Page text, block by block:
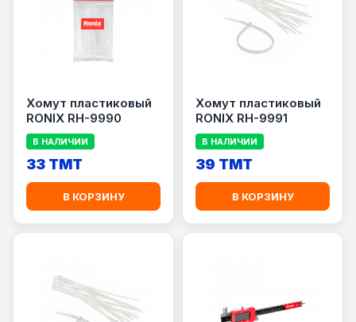
Xомут пластиковый
RONIX RH-9990
В НАЛИЧИИ
33 TMT
В КОРЗИНУ
Xомут пластиковый
RONIX RH-9991
В НАЛИЧИИ
39 TMT
В КОРЗИНУ